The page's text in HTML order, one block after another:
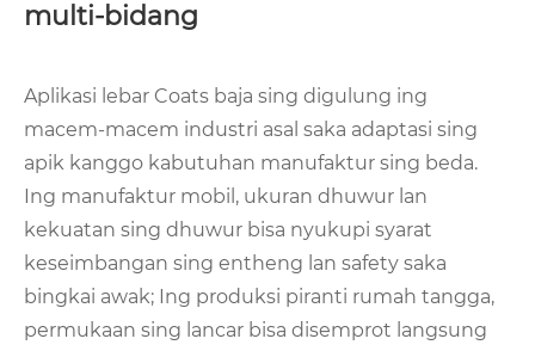
multi-bidang
Aplikasi lebar Coats baja sing digulung ing
macem-macem industri asal saka adaptasi sing
apik kanggo kabutuhan manufaktur sing beda.
Ing manufaktur mobil, ukuran dhuwur lan
kekuatan sing dhuwur bisa nyukupi syarat
keseimbangan sing entheng lan safety saka
bingkai awak; Ing produksi piranti rumah tangga,
permukaan sing lancar bisa disemprot langsung